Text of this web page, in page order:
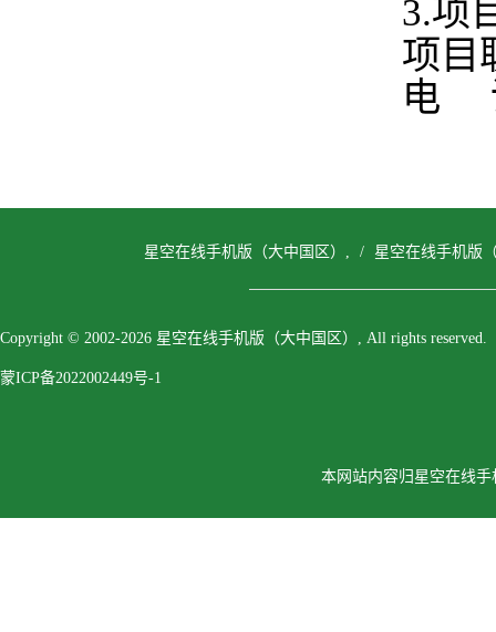
3.项
项目
电
星空在线手机版（大中国区）, / 星空在线手机版
Copyright © 2002-2026 星空在线手机版（大中国区）, All rights reserved.
蒙ICP备2022002449号-1
本网站内容归星空在线